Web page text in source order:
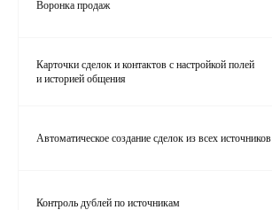
Воронка продаж
Карточки сделок и контактов с настройкой полей
и историей общения
Автоматическое создание сделок из всех источников
Контроль дублей по источникам